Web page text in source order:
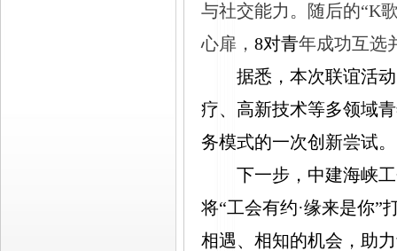
与社交能力。随后的“K
心扉， 8对青年成功互选
据悉，本次联谊活
疗、高新技术等多领域
务模式的一次创新尝试。
下一步，中建海峡
将“工会有约·缘来是你”
相遇、相知的机会，助